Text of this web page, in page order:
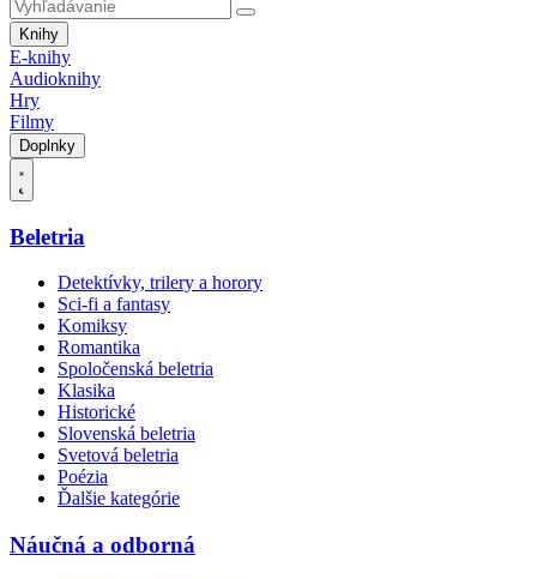
Knihy
E-knihy
Audioknihy
Hry
Filmy
Doplnky
Beletria
Detektívky, trilery a horory
Sci-fi a fantasy
Komiksy
Romantika
Spoločenská beletria
Klasika
Historické
Slovenská beletria
Svetová beletria
Poézia
Ďalšie kategórie
Náučná a odborná